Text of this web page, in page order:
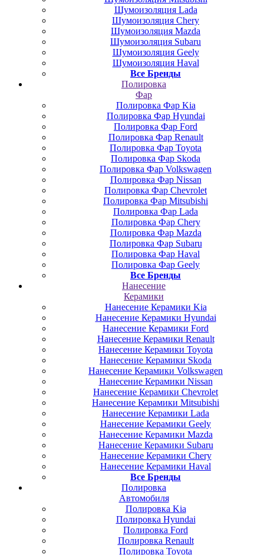
Шумоизоляция Lada
Шумоизоляция Chery
Шумоизоляция Mazda
Шумоизоляция Subaru
Шумоизоляция Geely
Шумоизоляция Haval
Все Бренды
Полировка
Фар
Полировка Фар Kia
Полировка Фар Hyundai
Полировка Фар Ford
Полировка Фар Renault
Полировка Фар Toyota
Полировка Фар Skoda
Полировка Фар Volkswagen
Полировка Фар Nissan
Полировка Фар Chevrolet
Полировка Фар Mitsubishi
Полировка Фар Lada
Полировка Фар Chery
Полировка Фар Mazda
Полировка Фар Subaru
Полировка Фар Haval
Полировка Фар Geely
Все Бренды
Нанесение
Керамики
Нанесение Керамики Kia
Нанесение Керамики Hyundai
Нанесение Керамики Ford
Нанесение Керамики Renault
Нанесение Керамики Toyota
Нанесение Керамики Skoda
Нанесение Керамики Volkswagen
Нанесение Керамики Nissan
Нанесение Керамики Chevrolet
Нанесение Керамики Mitsubishi
Нанесение Керамики Lada
Нанесение Керамики Geely
Нанесение Керамики Mazda
Нанесение Керамики Subaru
Нанесение Керамики Chery
Нанесение Керамики Haval
Все Бренды
Полировка
Автомобиля
Полировка Kia
Полировка Hyundai
Полировка Ford
Полировка Renault
Полировка Toyota